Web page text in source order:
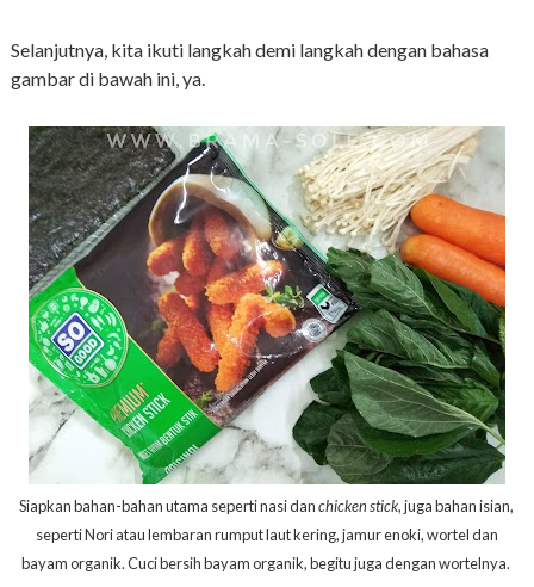
Selanjutnya, kita ikuti langkah demi langkah dengan bahasa
gambar di bawah ini, ya.
Siapkan bahan-bahan utama seperti nasi danchicken stick, juga bahan isian,
seperti Nori atau lembaran rumput laut kering, jamur enoki, wortel dan
bayam organik. Cuci bersih bayam organik, begitu juga dengan wortelnya.